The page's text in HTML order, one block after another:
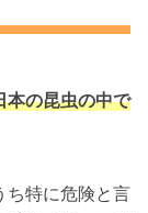
本の昆虫の中で
ち特に危険と言